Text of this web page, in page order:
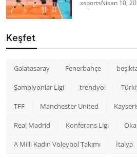
xsportsNisan 10,
Keşfet
Galatasaray Fenerbahçe
Şampiyonlar Ligi trendyol
TFF Manchester United
Real Madrid Konferans Ligi
A Milli Kadın Voleybol Takımı İtalya